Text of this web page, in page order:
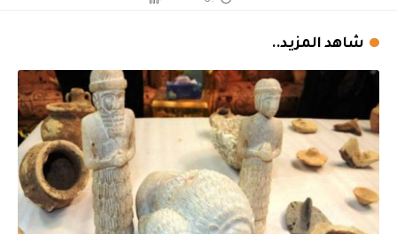
شاهد المزيد..